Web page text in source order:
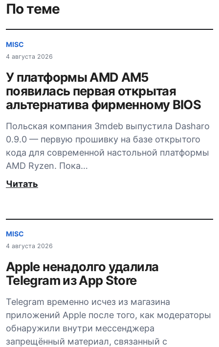
По теме
MISC
4 августа 2026
У платформы AMD AM5
появилась первая открытая
альтернатива фирменному BIOS
Польская компания 3mdeb выпустила Dasharo
0.9.0 — первую прошивку на базе открытого
кода для современной настольной платформы
AMD Ryzen. Пока…
Читать
MISC
4 августа 2026
Apple ненадолго удалила
Telegram из App Store
Telegram временно исчез из магазина
приложений Apple после того, как модераторы
обнаружили внутри мессенджера
запрещённый материал, связанный с